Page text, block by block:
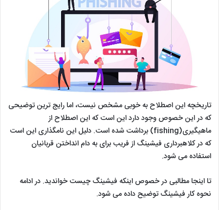
تاریخچه این اصطلاح به خوبی مشخص نیست، اما رایج ترین توضیحی
که در این خصوص وجود دارد این است که این اصطلاح از
ماهیگیری(fishing) برداشت شده است. دلیل این نامگذاری این است
که در کلاهبرداری فیشینگ از فریب برای به دام انداختن قربانیان
استفاده می شود.
تا اینجا مطالبی در خصوص اینکه فیشینگ چیست خواندید. در ادامه
نحوه کار فیشینگ توضیح داده می شود.